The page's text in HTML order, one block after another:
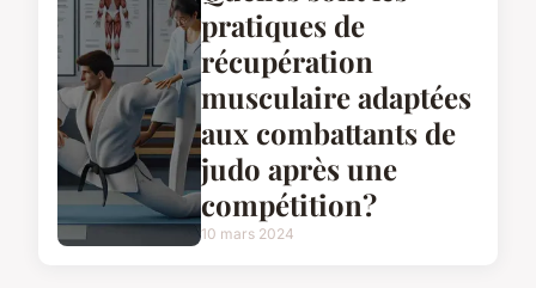
pratiques de
récupération
musculaire adaptées
aux combattants de
judo après une
compétition?
10 mars 2024